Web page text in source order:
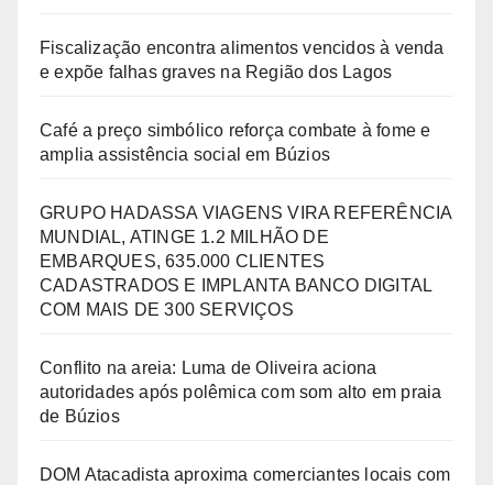
Fiscalização encontra alimentos vencidos à venda
e expõe falhas graves na Região dos Lagos
Café a preço simbólico reforça combate à fome e
amplia assistência social em Búzios
GRUPO HADASSA VIAGENS VIRA REFERÊNCIA
MUNDIAL, ATINGE 1.2 MILHÃO DE
EMBARQUES, 635.000 CLIENTES
CADASTRADOS E IMPLANTA BANCO DIGITAL
COM MAIS DE 300 SERVIÇOS
Conflito na areia: Luma de Oliveira aciona
autoridades após polêmica com som alto em praia
de Búzios
DOM Atacadista aproxima comerciantes locais com